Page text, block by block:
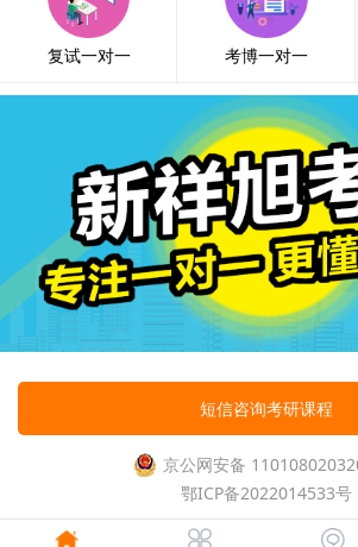
复试一对一 考博一对一
短信咨询考研课程
京公网安备
鄂ICP备2022014533号